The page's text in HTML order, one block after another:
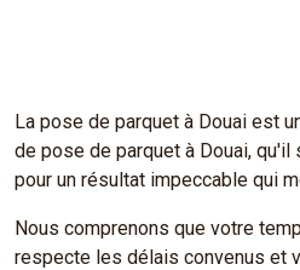
La pose de parquet à Douai est
de pose de parquet à Douai,
pour un résultat impeccable qui
Nous comprenons que votre
respecte les délais convenus et